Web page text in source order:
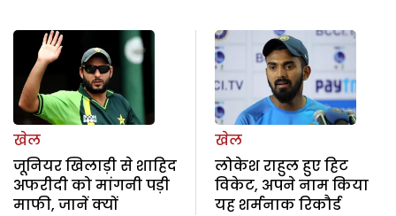
खेल
जूनियर खिलाड़ी से शाहिद
अफरीदी को मांगनी पड़ी
माफी, जानें क्यों
खेल
लोकेश राहुल हुए हिट
विकेट, अपने नाम किया
यह शर्मनाक रिकौर्ड